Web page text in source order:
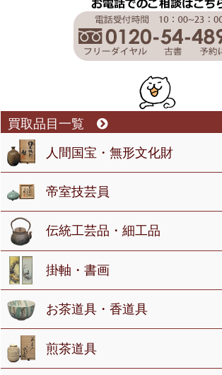
買取品目一覧
人間国宝・無形文化財
帝室技芸員
伝統工芸品・細工品
掛軸・書画
お茶道具・香道具
煎茶道具